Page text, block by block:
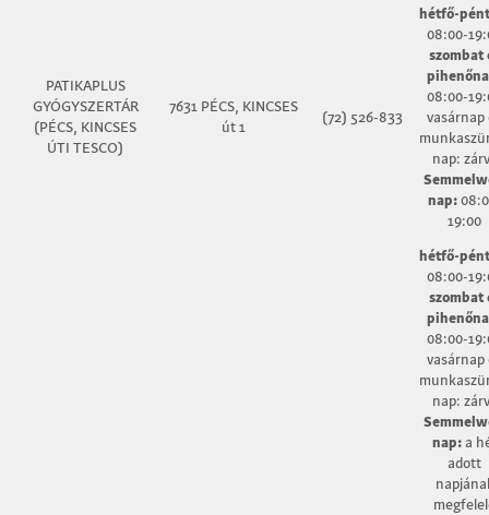
PATIKAPLUS
GYÓGYSZERTÁR
(PÉCS, KINCSES
ÚTI TESCO)
7631 PÉCS, KINCSES
út 1
(72) 526-833
hétfő-
08:00-
szombat
08:00-
vasárnap
nap:
nap:
19:00
hétfő-
08:00-
szombat
08:00-
vasárnap
nap:
nap:a
adott